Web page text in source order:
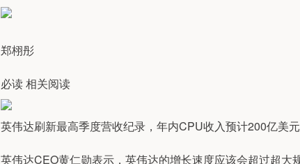
郑栩彤
必读 相关阅读
英伟达刷新最高季度营收纪录，年内CPU收入预计200亿美元
英伟达CEO黄仁勋表示，英伟达的增长速度应该会超过超大